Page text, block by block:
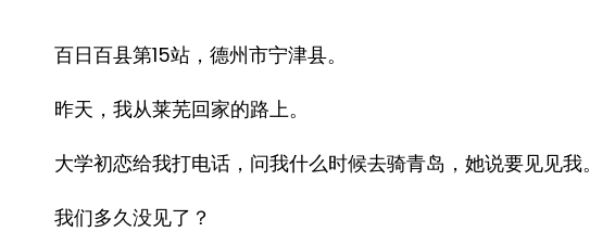
百日百县第15站，德州市宁津县。
昨天，我从莱芜回家的路上。
大学初恋给我打电话，问我什么时候去骑青岛，她说要见见我。
我们多久没见了？